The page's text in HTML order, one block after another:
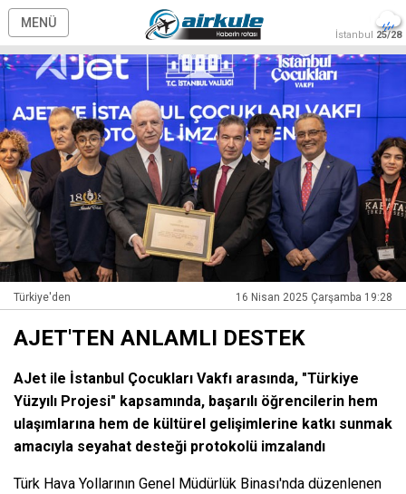
MENÜ
İstanbul 25/28
Türkiye'den 16 Nisan 2025 Çarşamba 19:28
AJET'TEN ANLAMLI DESTEK
AJet ile İstanbul Çocukları Vakfı arasında, "Türkiye
Yüzyılı Projesi" kapsamında, başarılı öğrencilerin hem
ulaşımlarına hem de kültürel gelişimlerine katkı sunmak
amacıyla seyahat desteği protokolü imzalandı
Türk Hava Yollarının Genel Müdürlük Binası'nda düzenlenen